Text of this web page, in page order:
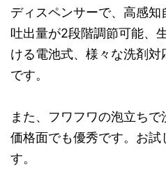
ディスペンサーで、高感知
吐出量が2段階調節可能、
ける電池式、様々な洗剤
です。
また、フワフワの泡立ちで
価格面でも優秀です。お
す。